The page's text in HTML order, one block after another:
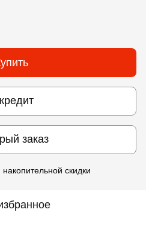
заказ
скидки